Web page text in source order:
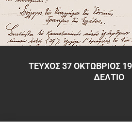
ΤΕΥΧΟΣ 37 ΟΚΤΩΒΡΙΟΣ
ΔΕΛΤΙΟ